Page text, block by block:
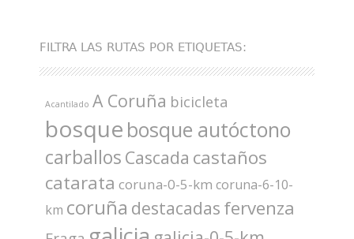
FILTRA LAS RUTAS POR ETIQUETAS:
Acantilado A Coruña bicicleta
bosque bosque autóctono
carballos Cascada castaños
catarata coruna-0-5-km coruna-6-10-
km coruña destacadas fervenza